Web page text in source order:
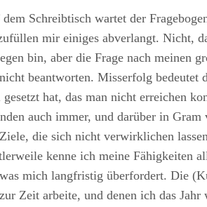
Schreibtisch wartet der
mir einiges abverlangt. Nicht,
bin, aber die Frage nach meinen
beantworten. Misserfolg bedeutet
hat, das man nicht erreichen
auch immer, und darüber in Gram
die sich nicht verwirklichen
kenne ich meine Fähigkeiten
mich langfristig überfordert. Die
Zeit arbeite, und denen ich das Jahr